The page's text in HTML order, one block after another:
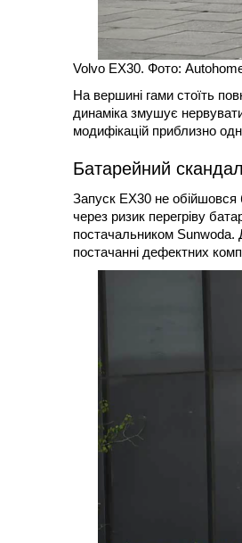
Volvo EX30. Фото:
На вершині гами стоїть
динаміка змушує
модифікацій приблизно
Батарейний
Запуск EX30 не
через ризик перегріву
постачальником Sunwoda.
постачанні дефектних